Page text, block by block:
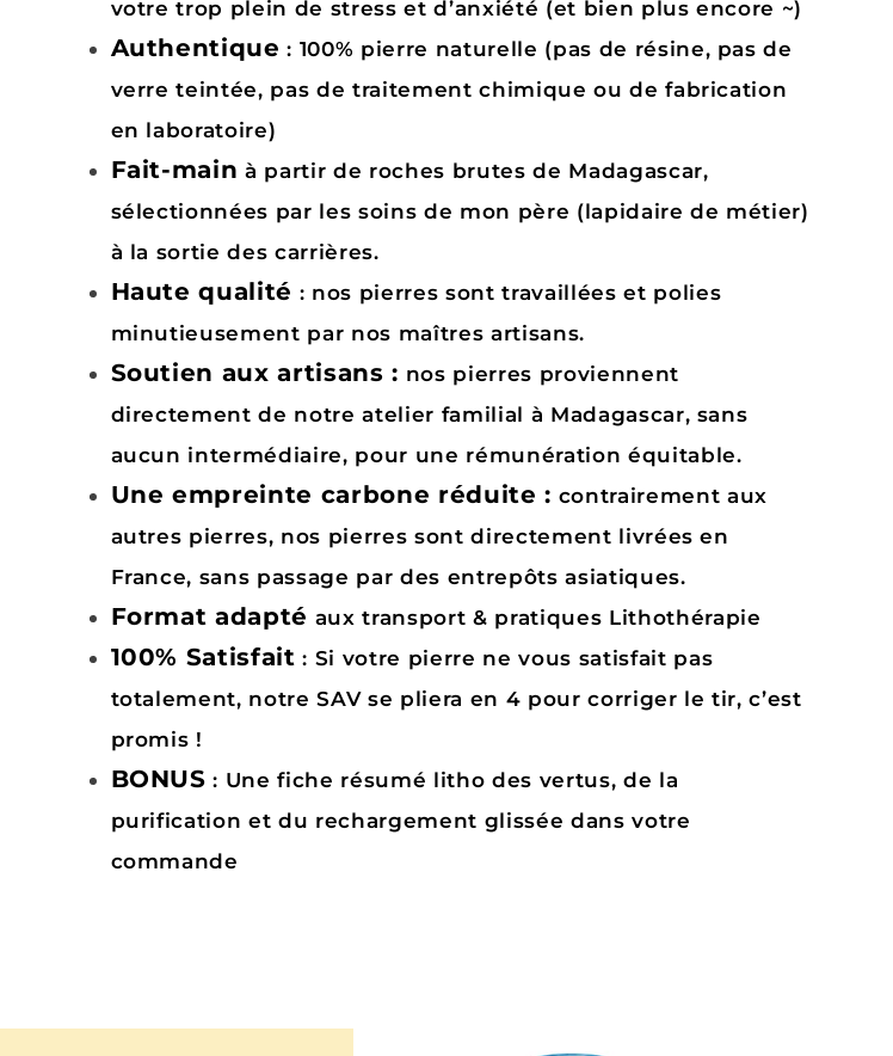
votre trop plein de stress et d’anxiété (et bien plus encore ~)
Authentique : 100% pierre naturelle (pas de résine, pas de
verre teintée, pas de traitement chimique ou de fabrication
en laboratoire)
Fait-main à partir de roches brutes de Madagascar,
sélectionnées par les soins de mon père (lapidaire de métier)
à la sortie des carrières.
Haute qualité : nos pierres sont travaillées et polies
minutieusement par nos maîtres artisans.
Soutien aux artisans : nos pierres proviennent
directement de notre atelier familial à Madagascar, sans
aucun intermédiaire, pour une rémunération équitable.
Une empreinte carbone réduite : contrairement aux
autres pierres, nos pierres sont directement livrées en
France, sans passage par des entrepôts asiatiques.
Format adapté aux transport & pratiques Lithothérapie
100% Satisfait : Si votre pierre ne vous satisfait pas
totalement, notre SAV se pliera en 4 pour corriger le tir, c’est
promis !
BONUS : Une fiche résumé litho des vertus, de la
purification et du rechargement glissée dans votre
commande